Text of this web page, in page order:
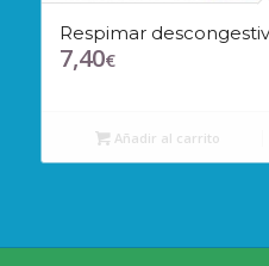
Respimar
7,40€
Añadir al carrito